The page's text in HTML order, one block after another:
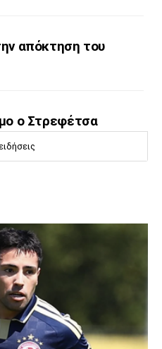
απόκτηση του
ο Στρεφέτσα
Κ20: Ο Κανοντζιάν
και πρόκριση